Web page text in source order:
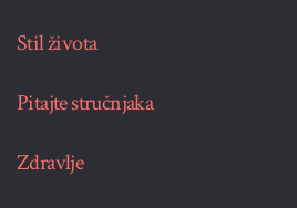
Stil života
Pitajte stručnjaka
Zdravlje